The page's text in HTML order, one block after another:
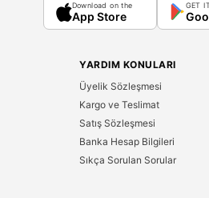
Download on the
App Store
GET
YARDIM KONULARI
Üyelik Sözleşmesi
Kargo ve Teslimat
Satış Sözleşmesi
Banka Hesap Bilgileri
Sıkça Sorulan Sorular